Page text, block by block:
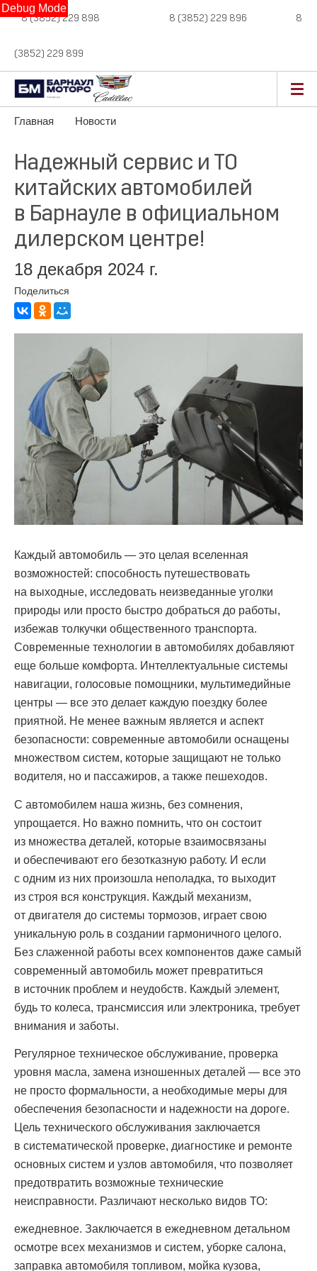
Debug Mode
8 (3852) 229 898 8 (3852) 229 896 8
(3852) 229 899
Главная Новости
Надежный сервис и ТО
китайских автомобилей
в Барнауле в официальном
дилерском центре!
18 декабря 2024 г.
Поделиться
Каждый автомобиль — это целая вселенная
возможностей: способность путешествовать
на выходные, исследовать неизведанные уголки
природы или просто быстро добраться до работы,
избежав толкучки общественного транспорта.
Современные технологии в автомобилях добавляют
еще больше комфорта. Интеллектуальные системы
навигации, голосовые помощники, мультимедийные
центры — все это делает каждую поездку более
приятной. Не менее важным является и аспект
безопасности: современные автомобили оснащены
множеством систем, которые защищают не только
водителя, но и пассажиров, а также пешеходов.
С автомобилем наша жизнь, без сомнения,
упрощается. Но важно помнить, что он состоит
из множества деталей, которые взаимосвязаны
и обеспечивают его безотказную работу. И если
с одним из них произошла неполадка, то выходит
из строя вся конструкция. Каждый механизм,
от двигателя до системы тормозов, играет свою
уникальную роль в создании гармоничного целого.
Без слаженной работы всех компонентов даже самый
современный автомобиль может превратиться
в источник проблем и неудобств. Каждый элемент,
будь то колеса, трансмиссия или электроника, требует
внимания и заботы.
Регулярное техническое обслуживание, проверка
уровня масла, замена изношенных деталей — все это
не просто формальности, а необходимые меры для
обеспечения безопасности и надежности на дороге.
Цель технического обслуживания заключается
в систематической проверке, диагностике и ремонте
основных систем и узлов автомобиля, что позволяет
предотвратить возможные технические
неисправности. Различают несколько видов ТО:
ежедневное. Заключается в ежедневном детальном
осмотре всех механизмов и систем, уборке салона,
заправка автомобиля топливом, мойка кузова,